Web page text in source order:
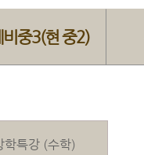
비중3(현 중2)
학특강 (수학)